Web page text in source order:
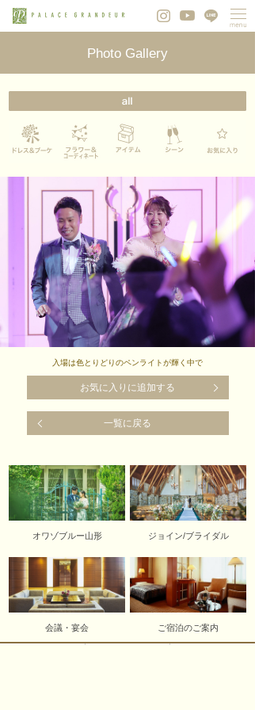
Photo Gallery
入場は色とりどりのペンライトが輝く中で
お気に入りに追加する
一覧に戻る
オワゾブルー山形 ジョイン/ブライダル
会議・宴会 ご宿泊のご案内